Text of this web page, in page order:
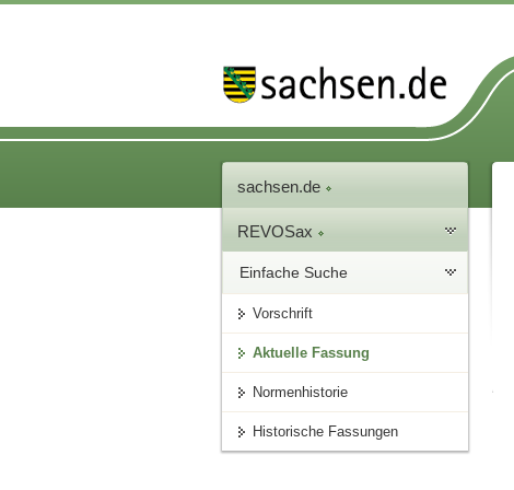
sachsen.de
REVOSax
Einfache Suche
Vorschrift
Aktuelle Fassung
Normenhistorie
Historische Fassungen